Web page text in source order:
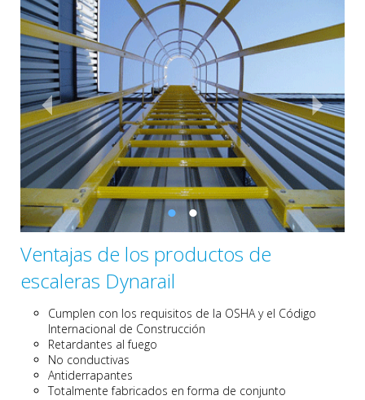
Ventajas de los productos de
escaleras Dynarail
Cumplen con los requisitos de la OSHA y el Código
Internacional de Construcción
Retardantes al fuego
No conductivas
Antiderrapantes
Totalmente fabricados en forma de conjunto